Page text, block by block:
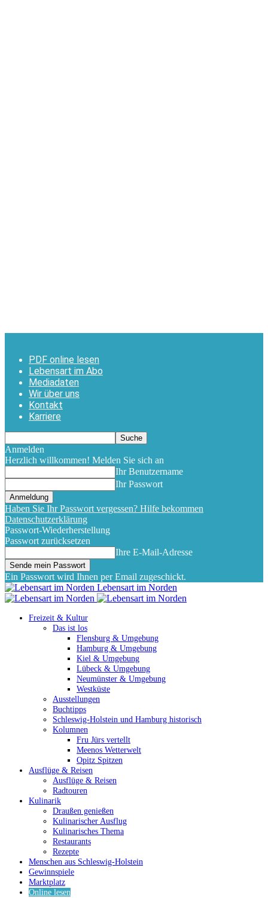
PDF online lesen
Lebensart im Abo
Mediadaten
Wir über uns
Kontakt
Karriere
Anmelden
Herzlich willkommen! Melden Sie sich an
Ihr Benutzername
Ihr Passwort
Haben Sie Ihr Passwort vergessen? Hilfe bekommen
Datenschutzerklärung
Passwort-Wiederherstellung
Passwort zurücksetzen
Ihre E-Mail-Adresse
Ein Passwort wird Ihnen per Email zugeschickt.
Lebensart im Norden
Freizeit & Kultur
Das ist los
Flensburg & Umgebung
Hamburg & Umgebung
Kiel & Umgebung
Lübeck & Umgebung
Neumünster & Umgebung
Westküste
Ausstellungen
Buchtipps
Schleswig-Holstein und Hamburg historisch
Kolumnen
Fru Jürs vertellt
Meenos Wetterwelt
Opitz Spitzen
Ausflüge & Reisen
Ausflüge & Reisen
Radtouren
Kulinarik
Draußen genießen
Kulinarischer Ausflug
Kulinarisches Thema
Restaurants
Rezepte
Menschen aus Schleswig-Holstein
Gewinnspiele
Marktplatz
Online lesen